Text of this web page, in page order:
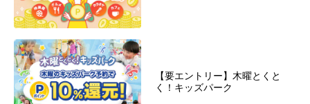
【要エントリー】木曜とくと
く！キッズパーク